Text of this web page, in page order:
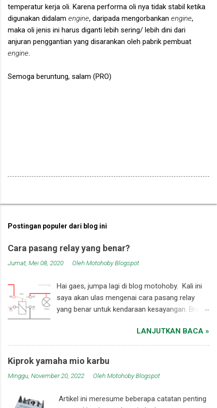
temperatur kerja oli. Karena performa oli nya tidak stabil ketika
digunakan didalam engine, daripada mengorbankan engine,
maka oli jenis ini harus diganti lebih sering/ lebih dini dari
anjuran penggantian yang disarankan oleh pabrik pembuat
engine
Semoga beruntung, salam (PRO)
Postingan populer dari blog ini
Cara pasang relay yang benar?
Jumat, Mei 08, 2020 OlehMotohoby Blogspot
Hai gaes, jumpa lagi di blog motohoby. Kali ini
saya akan ulas mengenai cara pasang relay
yang benar untuk kendaraan kesayangan. Bro
relay dalam rangkaian kelistrikan, tapi ternyata
kurang puas dengan performa sistem
kelistrikan yang ada dikendaraan karena
buah relay, sehingga bro sekalian ingin
kendaraan dengan cara memasang relay
LANJUTKAN BACA »
Kiprok yamaha mio karbu
Minggu, November 20, 2022 OlehMotohoby Blogspot
Artikel ini meresume beberapa catatan penting